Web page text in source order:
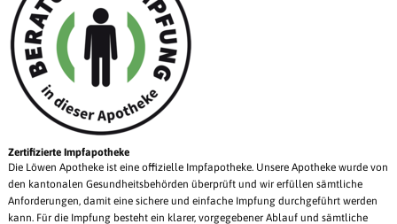
Zertifizierte Impfapotheke
Die Löwen Apotheke ist eine offizielle Impfapotheke. Unsere Apotheke wurde von
den kantonalen Gesundheitsbehörden überprüft und wir erfüllen sämtliche
Anforderungen, damit eine sichere und einfache Impfung durchgeführt werden
kann. Für die Impfung besteht ein klarer, vorgegebener Ablauf und sämtliche